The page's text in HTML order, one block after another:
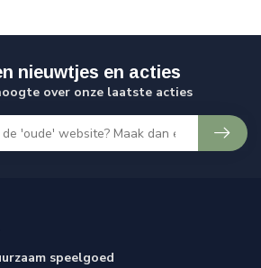
nieuwtjes en acties
over onze laatste acties
speelgoed